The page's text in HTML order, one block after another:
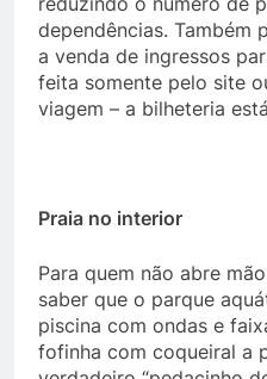
dependências. Também
a venda de ingressos
feita somente pelo site
viagem – a bilheteria
Praia no interior
Para quem não abre
saber que o parque
piscina com ondas e
fofinha com coqueiral a